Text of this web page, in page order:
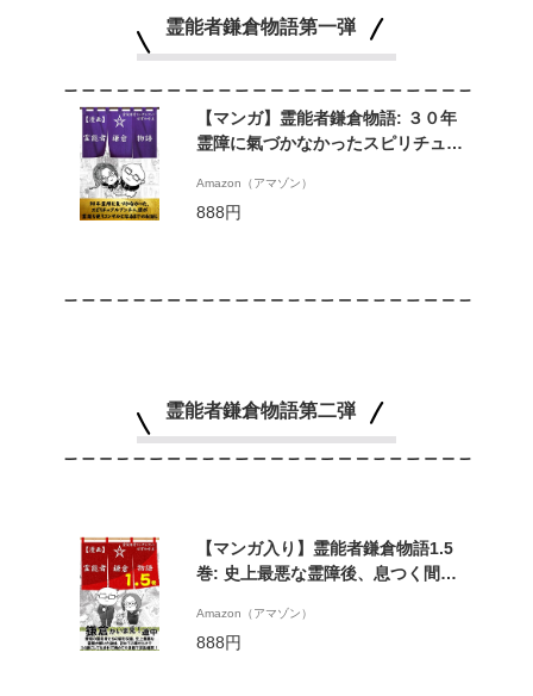
霊能者鎌倉物語第一弾
【マンガ】霊能者鎌倉物語: ３０年
霊障に氣づかなかったスピリチュア
になるまでのお話し (霊視経営
SakuraSakuブックス)
Amazon（アマゾン）
888円
霊能者鎌倉物語第二弾
【マンガ入り】霊能者鎌倉物語1.5
巻: 史上最悪な霊障後、息つく間も
正社員すら知らなかった三十路女の
その後 (霊視経営SakuraSakuブック
Amazon（アマゾン）
888円